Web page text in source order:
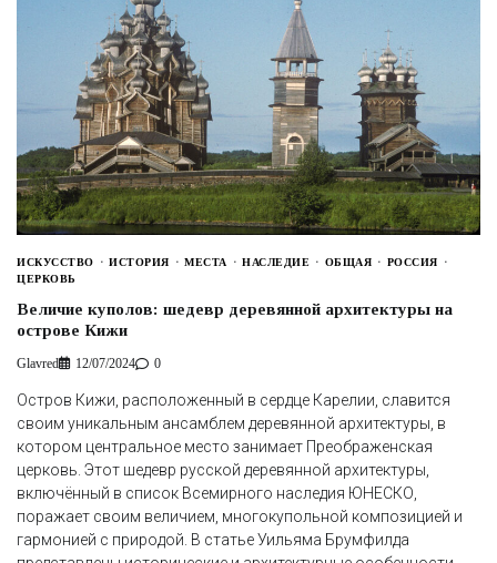
ИСКУССТВО ИСТОРИЯ МЕСТА НАСЛЕДИЕ ОБЩАЯ
РОССИЯ
ЦЕРКОВЬ
Величие куполов: шедевр деревянной архитектуры на
острове Кижи
Glavred 12/07/2024 0
Остров Кижи, расположенный в сердце Карелии, славится
своим уникальным ансамблем деревянной архитектуры, в
котором центральное место занимает Преображенская
церковь. Этот шедевр русской деревянной архитектуры,
включённый в список Всемирного наследия ЮНЕСКО,
поражает своим величием, многокупольной композицией и
гармонией с природой. В статье Уильяма Брумфилда